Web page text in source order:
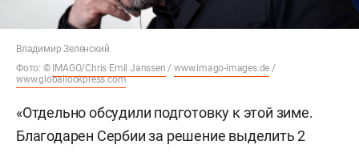
Владимир Зеленский
Фото: © IMAGO/Chris Emil Janssen /www.imago-images.de /
www.globallookpress.com
«Отдельно обсудили подготовку к этой зиме.
Благодарен Сербии за решение выделить 2